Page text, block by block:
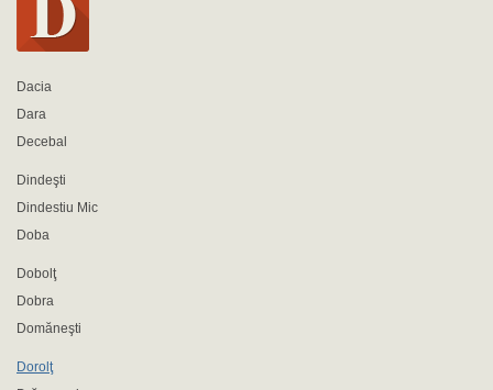
Dacia
Dara
Decebal
Dindeşti
Dindestiu Mic
Doba
Dobolţ
Dobra
Domăneşti
Dorolţ